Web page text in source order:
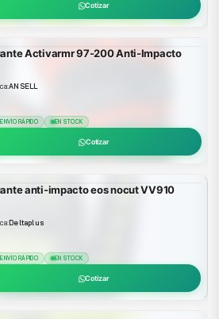
Cotizar
Activarmr 97-200 Anti-Impacto
ANSELL
ENVÍO RÁPIDO EN STOCK
Cotizar
anti-impacto eos nocut VV910
Deltaplus
ENVÍO RÁPIDO EN STOCK
Cotizar